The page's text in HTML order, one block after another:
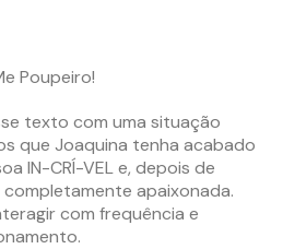
Poupeiro!
texto com uma situação
que Joaquina tenha acabado
IN-CRÍ-VEL e, depois de
apaixonada.
com frequência e